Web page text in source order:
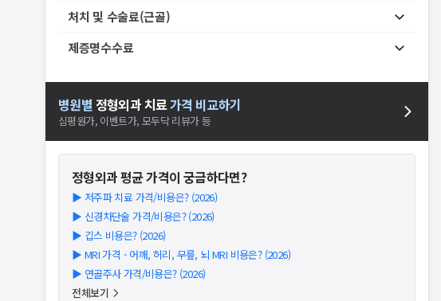
처치 및 수술료(근골)
제증명수수료
병원별 정형외과치료가격 비교하기
심평원가, 이벤트가, 모두닥 리뷰가 등
정형외과평균 가격이 궁금하다면?
▶ 저주파 치료 가격/비용은? (2026)
▶ 신경차단술 가격/비용은? (2026)
▶ 깁스 비용은? (2026)
▶ MRI 가격 - 어깨, 허리, 무릎, 뇌 MRI 비용은? (2026)
▶ 연골주사 가격/비용은? (2026)
전체보기